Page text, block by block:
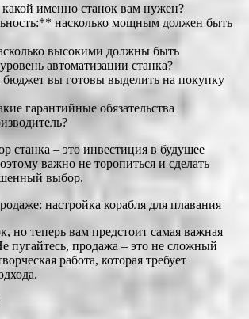
именно станок вам нужен?
насколько мощным должен быть
высокими должны быть
автоматизации станка?
вы готовы выделить на покупку
гарантийные обязательства
станка – это инвестиция в будущее
важно не торопиться и сделать
выбор.
настройка корабля для плавания
но теперь вам предстоит самая важная
пугайтесь, продажа – это не сложный
работа, которая требует